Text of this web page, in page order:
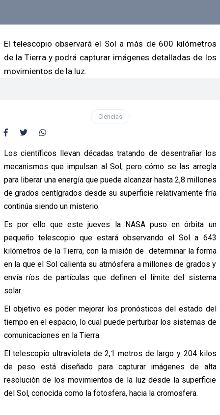
El telescopio observará el Sol a más de 600 kilómetros
de la Tierra y podrá capturar imágenes detalladas de los
movimientos de la luz.
Ciencias
Los científicos llevan décadas tratando de desentrañar los
mecanismos que impulsan al Sol, pero cómo se las arregla
para liberar una energía que puede alcanzar hasta 2,8 millones
de grados centígrados desde su superficie relativamente fría
continúa siendo un misterio.
Es por ello que este jueves la NASA puso en órbita un
pequeño telescopio que estará observando el Sol a 643
kilómetros de la Tierra, con la misión de determinar la forma
en la que el Sol calienta su atmósfera a millones de grados y
envía ríos de partículas que definen el límite del sistema
solar.
El objetivo es poder mejorar los pronósticos del estado del
tiempo en el espacio, lo cual puede perturbar los sistemas de
comunicaciones en la Tierra.
El telescopio ultravioleta de 2,1 metros de largo y 204 kilos
de peso está diseñado para capturar imágenes de alta
resolución de los movimientos de la luz desde la superficie
del Sol, conocida como la fotosfera, hacia la cromosfera.